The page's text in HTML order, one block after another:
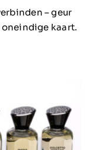
– geur
kaart.